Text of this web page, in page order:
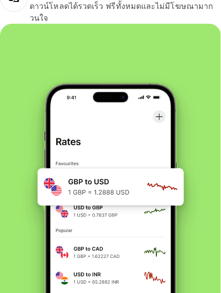
ดาวน์โหลดได้รวดเร็ว ฟรีทั้งหมดและไม่มีโฆษณามาก
วนใจ